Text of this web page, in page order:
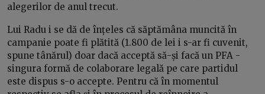
alegerilor de anul trecut.
Lui Radu i se dă de înțeles că săptămâna muncită în
campanie poate fi plătită (1.800 de lei i s-ar fi cuvenit,
spune tânărul) doar dacă acceptă să-și facă un PFA -
singura formă de colaborare legală pe care partidul
este dispus s-o accepte. Pentru că în momentul